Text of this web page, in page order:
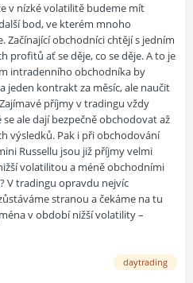
v nízké volatilitě budeme mít
bod, ve kterém mnoho
Začínající obchodníci chtějí s jedním
profitů ať se děje, co se děje. A to je
intradenního obchodníka by
jeden kontrakt za měsíc, ale naučit
příjmy v tradingu vždy
ale dají bezpečně obchodovat až
výsledků. Pak i při obchodování
Russellu jsou již příjmy velmi
volatilitou a méně obchodními
V tradingu opravdu nejvíc
stranou a čekáme na tu
v období nižší volatility –
daytrading